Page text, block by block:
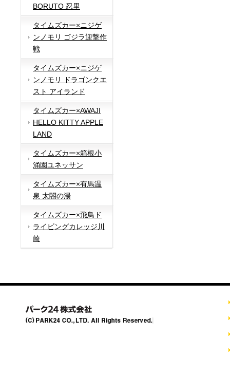
BORUTO 忍里
タイムズカー×ニジゲ
ンノモリ ゴジラ迎撃作
戦
タイムズカー×ニジゲ
ンノモリ ドラゴンクエ
スト アイランド
タイムズカー×AWAJI
HELLO KITTY APPLE
LAND
タイムズカー×箱根小
涌園ユネッサン
タイムズカー×有馬温
泉 太閤の湯
タイムズカー×飛鳥ド
ライビングカレッジ川
崎